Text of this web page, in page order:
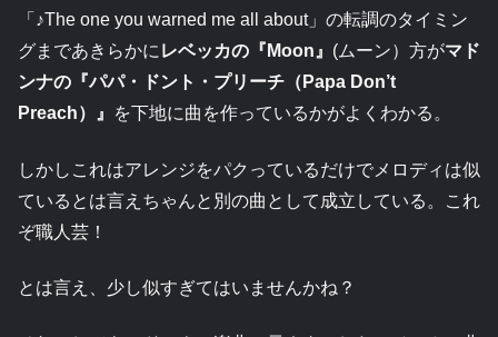
「♪The one you warned me all about」の転調のタイミン
グまであきらかに レベッカの『Moon』 (ムーン）方がマド
ンナの『パパ・ドント・プリーチ（Papa Don’t
Preach）』
を下地に曲を作っているかがよくわかる。
しかしこれはアレンジをパクっているだけでメロディは似
ているとは言えちゃんと別の曲として成立している。これ
ぞ職人芸！
とは言え、少し似すぎてはいませんかね？